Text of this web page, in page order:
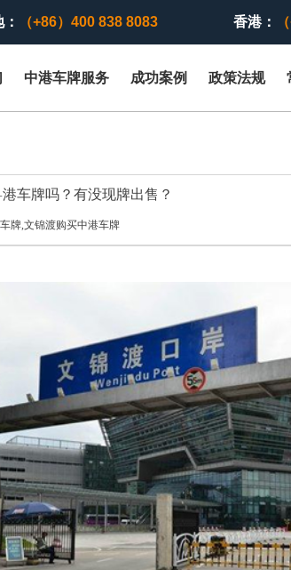
（+86）400 838 8083 香港：
中港车牌服务 成功案例 政策法规
车牌吗？有没现牌出售？
牌,文锦渡购买中港车牌